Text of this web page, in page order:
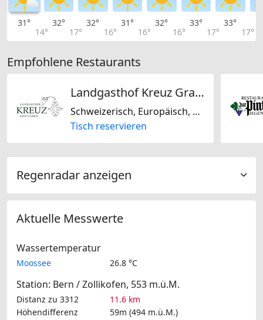
31°
14°
32°
17°
32°
16°
31°
16°
32°
16°
33°
17°
33°
17°
Empfohlene Restaurants
Landgasthof Kreuz Grafenried GmbH
Schweizerisch, Europäisch, Mitteleuropäisch
Tisch reservieren
Regenradar anzeigen
Aktuelle Messwerte
Wassertemperatur
Moossee 26.8 °C
Station: Bern / Zollikofen, 553 m.ü.M.
Distanz zu 3312
11.6 km
Höhendifferenz
59m (494 m.ü.M.)